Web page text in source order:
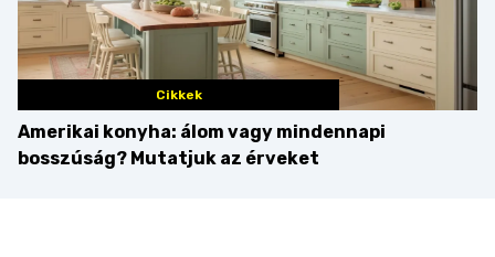
Cikkek
Amerikai konyha: álom vagy mindennapi
bosszúság? Mutatjuk az érveket